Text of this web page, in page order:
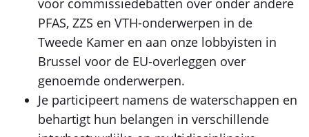
voor commissiedebatten over onder andere
PFAS, ZZS en VTH-onderwerpen in de
Tweede Kamer en aan onze lobbyisten in
Brussel voor de EU-overleggen over
genoemde onderwerpen.
Je participeert namens de waterschappen en
behartigt hun belangen in verschillende